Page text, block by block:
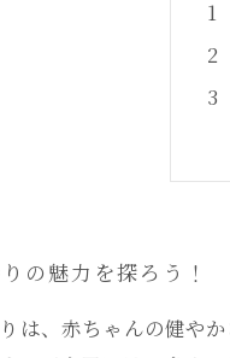
の魅力を探ろう！
は、赤ちゃんの健や